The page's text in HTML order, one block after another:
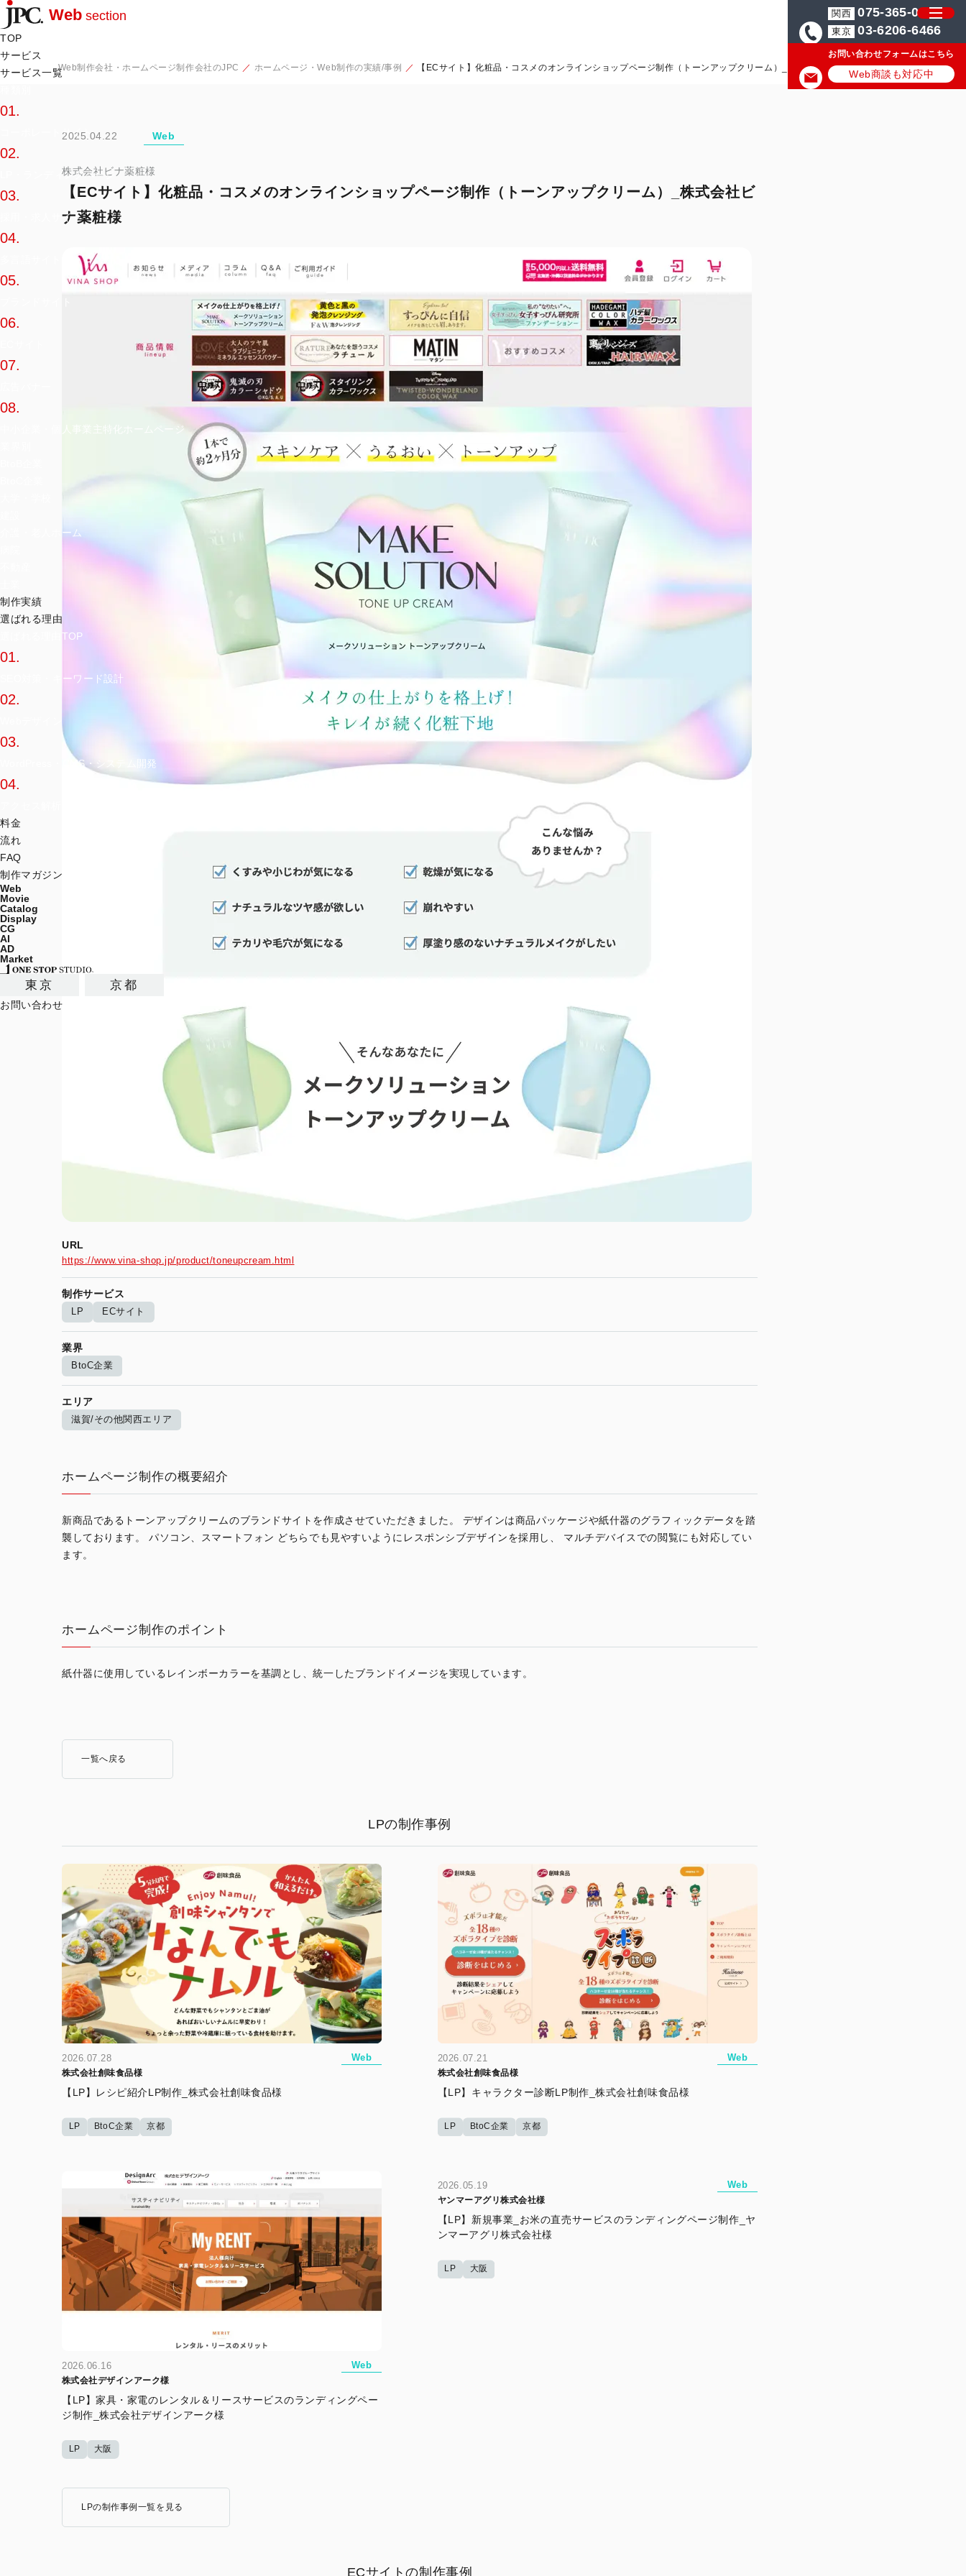
Web section
TOP
サービス
サービス一覧
01.
コーポレートサイト
02.
LP・ランディングページ
03.
採用・求人サイト
04.
05.
06.
07.
08.
中小企業・個人事業主特化ホームページ
介護・老人ホーム
制作実績
選ばれる理由
選ばれる理由TOP
01.
SEO対策・キーワード設計
02.
03.
WordPress・CMS・システム開発
04.
料金
流れ
FAQ
制作マガジン
Web
Movie
Catalog
Display
CG
AI
AD
Market
東京 京都
お問い合わせ
関西 075-365-0571
東京 03-6206-6466
お問い合わせフォームはこちら
Web商談も対応中
Web制作会社・ホームページ制作会社のJPC ホームページ・Web制作の実績/事例 【ECサイト】化粧品・コスメのオンラインショップページ制作（トーンアップクリーム）_株式会社ビナ薬粧様
2025.04.22 Web
株式会社ビナ薬粧様
【ECサイト】化粧品・コスメのオンラインショップページ制作（トーンアップクリーム）_株式会社ビ
ナ薬粧様
URL
https://www.vina-shop.jp/product/toneupcream.html
制作サービス
LP ECサイト
業界
BtoC企業
エリア
滋賀/その他関西エリア
ホームページ制作の概要紹介
新商品であるトーンアップクリームのブランドサイトを作成させていただきました。 デザインは商品パッケージや紙什器のグラフィックデータを踏
襲しております。 パソコン、スマートフォン どちらでも見やすいようにレスポンシブデザインを採用し、 マルチデバイスでの閲覧にも対応してい
ます。
ホームページ制作のポイント
紙什器に使用しているレインボーカラーを基調とし、統一したブランドイメージを実現しています。
一覧へ戻る
LPの制作事例
2026.07.28 Web
株式会社創味食品様
【LP】レシピ紹介LP制作_株式会社創味食品様
LP BtoC企業 京都
2026.07.21 Web
株式会社創味食品様
【LP】キャラクター診断LP制作_株式会社創味食品様
LP BtoC企業 京都
2026.06.16 Web
株式会社デザインアーク様
【LP】家具・家電のレンタル＆リースサービスのランディングペー
ジ制作_株式会社デザインアーク様
LP 大阪
2026.05.19 Web
ヤンマーアグリ株式会社様
【LP】新規事業_お米の直売サービスのランディングページ制作_ヤ
ンマーアグリ株式会社様
LP 大阪
LPの制作事例一覧を見る
ECサイトの制作事例